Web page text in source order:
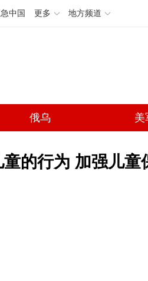
中国 更多 地方频道
俄乌 美
的行为 加强儿童